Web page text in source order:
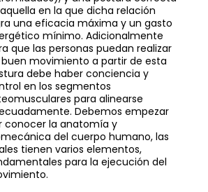
en la que dicha relación
una eficacia máxima y un gasto
mínimo. Adicionalmente
que las personas puedan realizar
movimiento a partir de esta
debe haber conciencia y
en los segmentos
para alinearse
Debemos empezar
conocer la anatomía y
del cuerpo humano, las
tienen varios elementos,
para la ejecución del